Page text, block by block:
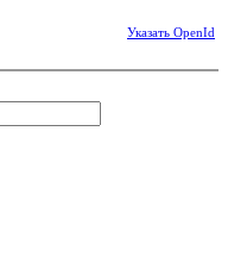
Указать OpenId